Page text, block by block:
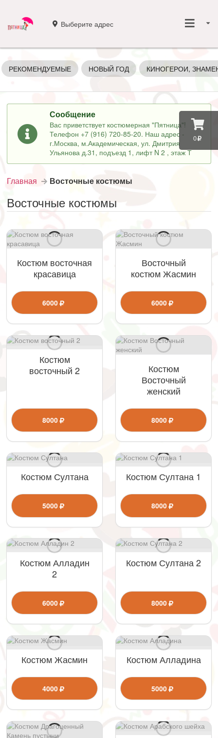
0
Выберите адрес
РЕКОМЕНДУЕМЫЕ НОВЫЙ ГОД КИНОГЕРОИ,
Сообщение
Вас приветствует костюмерная "Пятница"!
Телефон +7 (916) 720-85-20. Наш адрес -
г.Москва, м.Академическая, ул. Дмитрия
Ульянова д.31, подъезд 1, лифт N 2 , этаж Т
Главная Восточные костюмы
Восточные костюмы
Костюм восточная
красавица
6000
Восточный
костюм Жасмин
6000
Костюм
восточный 2
8000
Костюм
Восточный
женский
8000
Костюм Султана
5000
Костюм Султана 1
8000
Костюм Алладин
2
6000
Костюм Султана 2
8000
Костюм Жасмин
4000
Костюм Алладина
5000